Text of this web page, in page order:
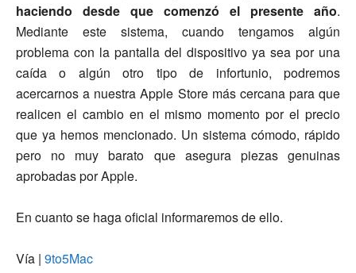
haciendo desde que comenzó el presente año.
Mediante este sistema, cuando tengamos algún
problema con la pantalla del dispositivo ya sea por una
caída o algún otro tipo de infortunio, podremos
acercarnos a nuestra Apple Store más cercana para que
realicen el cambio en el mismo momento por el precio
que ya hemos mencionado. Un sistema cómodo, rápido
pero no muy barato que asegura piezas genuinas
aprobadas por Apple.
En cuanto se haga oficial informaremos de ello.
Vía | 9to5Mac